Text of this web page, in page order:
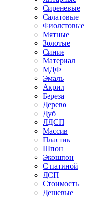
Сиреневые
Салатовые
Фиолетовые
Мятные
Золотые
Синие
Материал
МДФ
Эмаль
Акрил
Береза
Дерево
Дуб
ЛДСП
Массив
Пластик
Шпон
Экошпон
С патиной
ДСП
Стоимость
Дешевые